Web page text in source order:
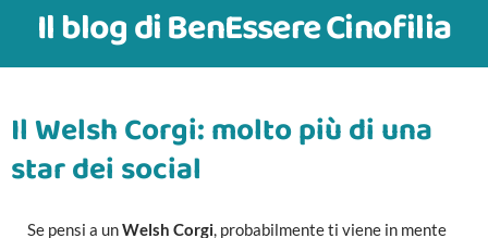
Il blog di BenEssere Cinofilia
Il Welsh Corgi: molto più di una
star dei social
Se pensi a unWelsh Corgi, probabilmente ti viene in mente